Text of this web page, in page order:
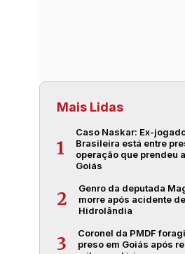
Mais Lidas
1
Caso Naskar: Ex-
Brasileira está entre
operação que prendeu
Goiás
2
Genro da deputada
morre após acidente
Hidrolândia
3
Coronel da PMDF
preso em Goiás após